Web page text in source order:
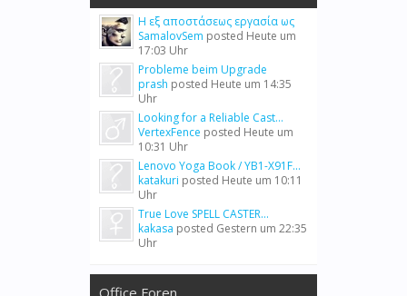
Η εξ αποστάσεως εργασία ως
SamalovSem posted Heute um
17:03 Uhr
Probleme beim Upgrade
prash posted Heute um 14:35
Uhr
Looking for a Reliable Cast...
VertexFence posted Heute um
10:31 Uhr
Lenovo Yoga Book / YB1-X91F...
katakuri posted Heute um 10:11
Uhr
True Love SPELL CASTER...
kakasa posted Gestern um 22:35
Uhr
Office Foren